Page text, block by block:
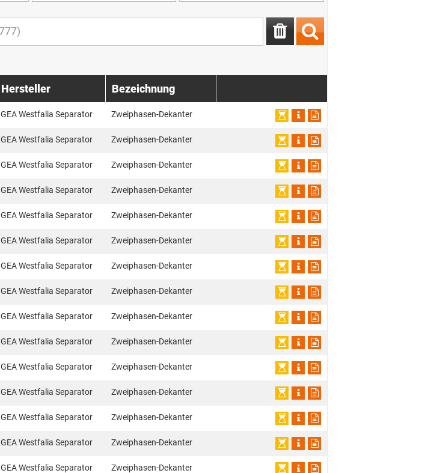
Hersteller Bezeichnung
GEA Westfalia Separator Zweiphasen-Dekanter
GEA Westfalia Separator Zweiphasen-Dekanter
GEA Westfalia Separator Zweiphasen-Dekanter
GEA Westfalia Separator Zweiphasen-Dekanter
GEA Westfalia Separator Zweiphasen-Dekanter
GEA Westfalia Separator Zweiphasen-Dekanter
GEA Westfalia Separator Zweiphasen-Dekanter
GEA Westfalia Separator Zweiphasen-Dekanter
GEA Westfalia Separator Zweiphasen-Dekanter
GEA Westfalia Separator Zweiphasen-Dekanter
GEA Westfalia Separator Zweiphasen-Dekanter
GEA Westfalia Separator Zweiphasen-Dekanter
GEA Westfalia Separator Zweiphasen-Dekanter
GEA Westfalia Separator Zweiphasen-Dekanter
GEA Westfalia Separator Zweiphasen-Dekanter